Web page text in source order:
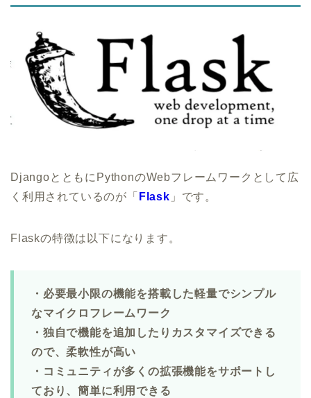
DjangoとともにPythonのWebフレームワークとして広
く利用されているのが「 Flask 」です。
Flaskの特徴は以下になります。
・必要最小限の機能を搭載した軽量でシンプル
なマイクロフレームワーク
・独自で機能を追加したりカスタマイズできる
ので、柔軟性が高い
・コミュニティが多くの拡張機能をサポートし
ており、簡単に利用できる